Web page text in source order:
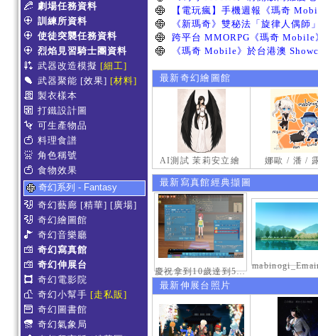
劇場任務資料
訓練所資料
使徒突襲任務資料
烈焰見習騎士團資料
武器改造模擬 [細工]
武器聚能 [效果] [材料]
製衣樣本
打鐵設計圖
可生產物品
料理食譜
角色稱號
食物效果
奇幻系列 - Fantasy
奇幻藝廊 [精華] [廣場]
奇幻繪圖館
奇幻音樂廳
奇幻寫真館
奇幻伸展台
奇幻電影院
奇幻小幫手 [走私販]
奇幻圖書館
奇幻氣象局
最新奇幻繪圖館
AI測試 茉莉安立繪 娜歐 / 潘 /
最新寫真館經典擷圖
慶祝拿到10歲達到50級稱號紀念照
最新伸展台照片